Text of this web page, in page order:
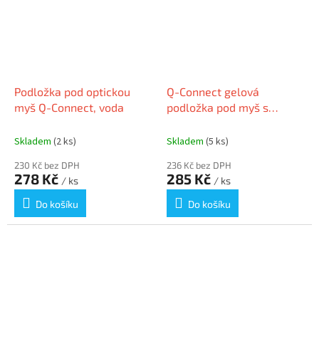
Podložka pod optickou
myš Q-Connect, voda
Skladem (2 ks)
230 Kč bez DPH
278 Kč / ks
Do košíku
Q-Connect gelová
podložka pod myš s
Skladem (5 ks)
236 Kč bez DPH
285 Kč / ks
Do košíku